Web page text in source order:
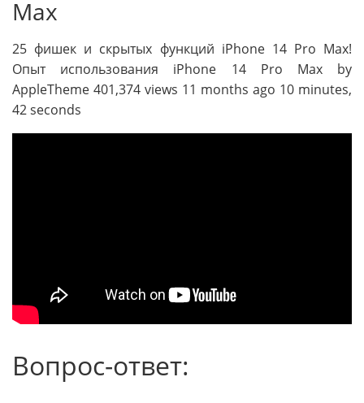
Max
25 фишек и скрытых функций iPhone 14 Pro Max!
Опыт использования iPhone 14 Pro Max by
AppleTheme 401,374 views 11 months ago 10 minutes,
42 seconds
Вопрос-ответ: